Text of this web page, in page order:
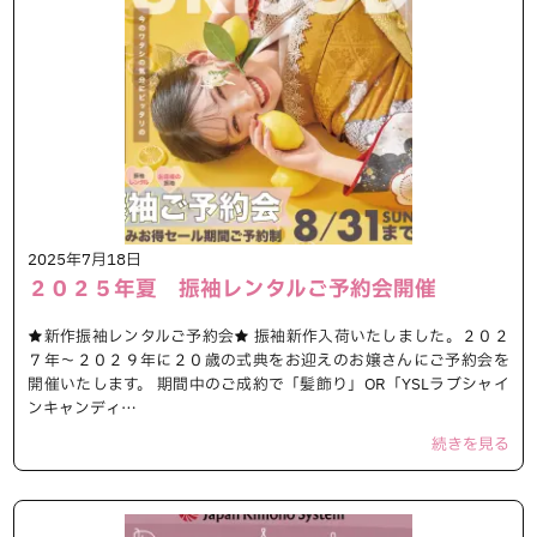
2025年7月18日
２０２５年夏 振袖レンタルご予約会開催
★新作振袖レンタルご予約会★ 振袖新作入荷いたしました。２０２
７年～２０２９年に２０歳の式典をお迎えのお嬢さんにご予約会を
開催いたします。 期間中のご成約で「髪飾り」OR「YSLラブシャイ
ンキャンディ…
続きを見る